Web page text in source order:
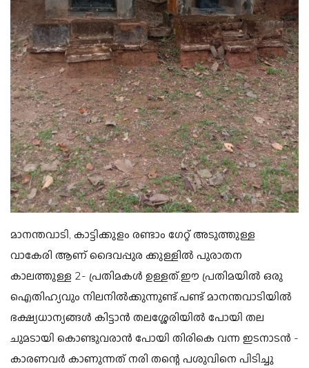
മാനന്തവാടി, കാട്ടിക്കുളം രണ്ടാം ഗേറ്റ് അടുത്തുള്ള
വാകേരി ആണ് ദൈവപ്പുര ക്കുള്ളിൽ പുരാതന
കാലത്തുള്ള 2- പ്രതിമകൾ ഉള്ളത്.ഈ പ്രതിമയിൽ ഒരു
ഐതിഹ്യവും നിലനിൽക്കുന്നുണ്ട്.പണ്ട് മാനന്തവാടിയിൽ
ഭക്ഷ്യധാന്യങ്ങൾ കിട്ടാൻ തലശ്ശേരിയിൽ പോയി തല
ചുമടായി കൊണ്ടുവരാൻ പോയി തിരികെ വന്ന ഇടനാടൻ -
കാരണവർ കാണുന്നത് നരി തന്റെ പശുവിനെ പിടിച്ചു